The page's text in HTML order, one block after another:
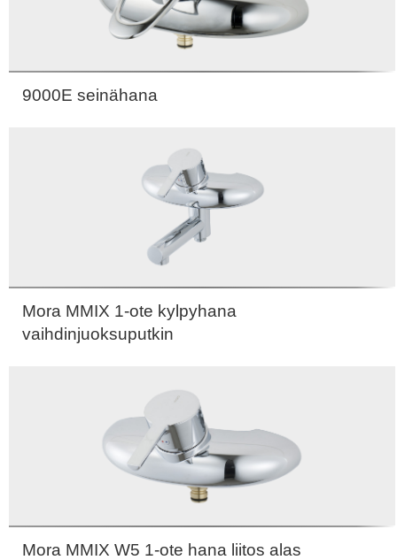
9000E seinähana
Mora MMIX 1-ote kylpyhana
vaihdinjuoksuputkin
Mora MMIX W5 1-ote hana liitos alas